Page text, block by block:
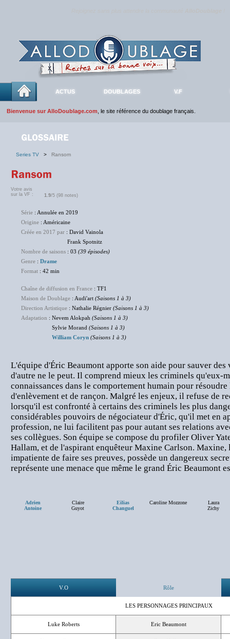
ACTUS DOUBLAGES V.F
Bienvenue sur AlloDoublage.com , le site référence du doublage français.
Series TV > Ransom
Votre avis
sur la VF :
1.9/5 (98 notes)
Série : Annulée en 2019
Origine : Américaine
Créée en 2017 par : David Vainola
Frank Spotnitz
Nombre de saisons : 03 (39 épisodes)
Genre : Drame
Format : 42 min
Chaîne de diffusion en France : TF1
Maison de Doublage : Audi'art (Saisons 1 à 3)
Direction Artistique : Nathalie Régnier (Saisons 1 à 3)
Adaptation : Nevem Alokpah (Saisons 1 à 3)
Sylvie Morand (Saisons 1 à 3)
William Coryn (Saisons 1 à 3)
L'équipe d'Éric Beaumont apporte son aide pour sauver des
d'autre ne le peut. Il comprend mieux les criminels qu'eux-
connaissances dans le comportement humain pour
d'enlèvement et de rançon. Malgré les enjeux, il refuse de
lorsqu'il est confronté à certains des criminels les plus
considérables pouvoirs de négociateur d'Éric, qu'il met en
profession, ne lui facilitent pas pour autant ses relations
ses collègues. Son équipe se compose du profiler Oliver
Hallam, et de l'aspirant enquêteur Maxine Carlson. Maxine,
impatiente de faire ses preuves, possède un dangereux
représente une menace que même le grand Éric Beaumont
Adrien
Antoine
Claire
Guyot
Eilias
Changuel
Caroline Mozzone
Laura
Zichy
V.O Rôle
LES PERSONNAGES PRINCIPAUX
Luke Roberts Eric Beaumont